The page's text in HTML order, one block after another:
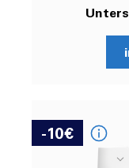
-10€